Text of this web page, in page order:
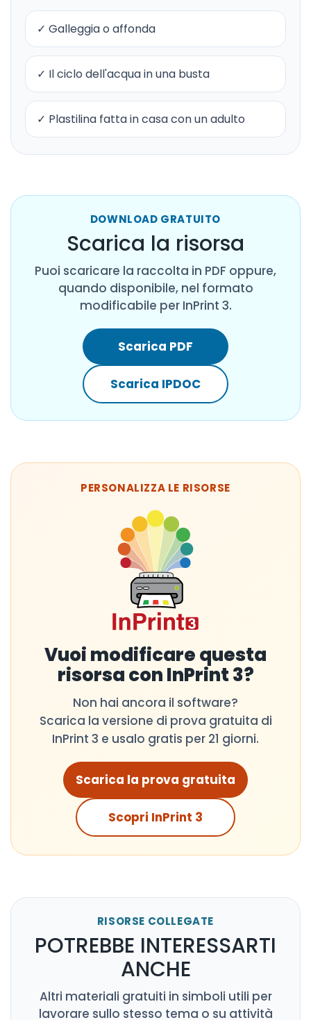
✓ Galleggia o affonda
✓ Il ciclo dell'acqua in una busta
✓ Plastilina fatta in casa con un adulto
DOWNLOAD GRATUITO
Scarica la risorsa
Puoi scaricare la raccolta in PDF oppure,
quando disponibile, nel formato
modificabile per InPrint 3.
Scarica PDF
Scarica IPDOC
PERSONALIZZA LE RISORSE
Vuoi modificare questa
risorsa con InPrint 3?
Non hai ancora il software?
Scarica la versione di prova gratuita di
InPrint 3 e usalo gratis per 21 giorni.
Scarica la prova gratuita
Scopri InPrint 3
RISORSE COLLEGATE
POTREBBE INTERESSARTI
ANCHE
Altri materiali gratuiti in simboli utili per
lavorare sullo stesso tema o su attività